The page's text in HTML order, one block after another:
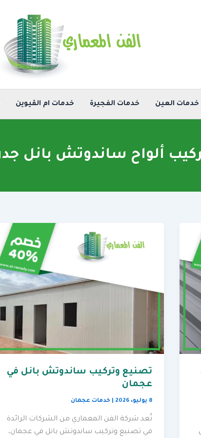
خدمات العين خدمات الفجيرة خدمات ام القيوين
ألواح ساندوتش بانل
تصنيع وتركيب ساندوتش بانل في
عجمان
8 يوليو، 2026 خدمات عجمان
تُعد شركة الفن المعماري من الشركات الرائدة
في تصنيع وتركيب ساندوتش بانل في عجمان،